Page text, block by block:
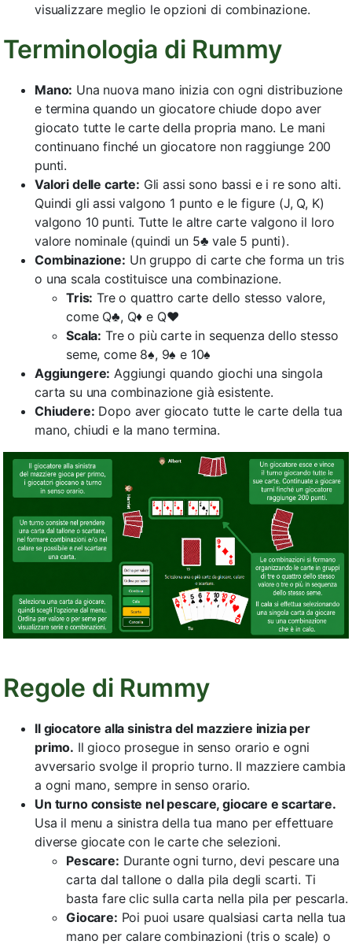
visualizzare meglio le opzioni di combinazione.
Terminologia di Rummy
Mano: Una nuova mano inizia con ogni distribuzione
e termina quando un giocatore chiude dopo aver
giocato tutte le carte della propria mano. Le mani
continuano finché un giocatore non raggiunge 200
punti.
Valori delle carte: Gli assi sono bassi e i re sono alti.
Quindi gli assi valgono 1 punto e le figure (J, Q, K)
valgono 10 punti. Tutte le altre carte valgono il loro
valore nominale (quindi un 5♣ vale 5 punti).
Combinazione: Un gruppo di carte che forma un tris
o una scala costituisce una combinazione.
Tris: Tre o quattro carte dello stesso valore,
come Q♣, Q♦ e Q♥
Scala: Tre o più carte in sequenza dello stesso
seme, come 8♠, 9♠ e 10♠
Aggiungere: Aggiungi quando giochi una singola
carta su una combinazione già esistente.
Chiudere: Dopo aver giocato tutte le carte della tua
mano, chiudi e la mano termina.
Regole di Rummy
Il giocatore alla sinistra del mazziere inizia per
primo. Il gioco prosegue in senso orario e ogni
avversario svolge il proprio turno. Il mazziere cambia
a ogni mano, sempre in senso orario.
Un turno consiste nel pescare, giocare e scartare.
Usa il menu a sinistra della tua mano per effettuare
diverse giocate con le carte che selezioni.
Pescare: Durante ogni turno, devi pescare una
carta dal tallone o dalla pila degli scarti. Ti
basta fare clic sulla carta nella pila per pescarla.
Giocare: Poi puoi usare qualsiasi carta nella tua
mano per calare combinazioni (tris o scale) o